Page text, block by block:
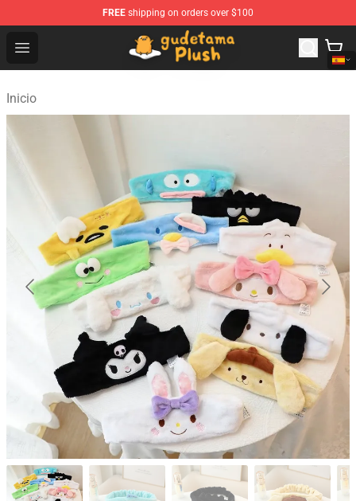
FREE shipping on orders over $100
Open menu
Gudetama Plush Shop - The Best Store of Gudetama
Inicio